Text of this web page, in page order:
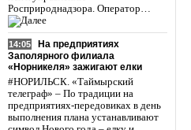
Росприроднадзора. Оператор…
14:05
На предприятиях
Заполярного филиала
«Норникеля» зажигают елки
#НОРИЛЬСК. «Таймырский
телеграф» – По традиции на
предприятиях-передовиках в день
выполнения плана устанавливают